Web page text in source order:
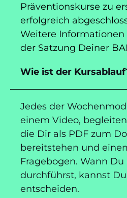
Präventionskurse zu
erfolgreich
Weitere
der Satzung Deiner
Wie ist der
Jedes der
einem Video,
die Dir als PDF zum
bereitstehen und
Fragebogen. Wann
durchführst, kannst
entscheiden.